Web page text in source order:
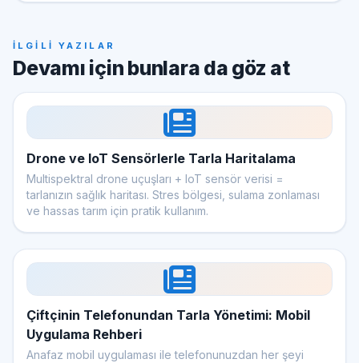
İLGİLİ YAZILAR
Devamı için bunlara da göz at
Drone ve IoT Sensörlerle Tarla Haritalama
Multispektral drone uçuşları + IoT sensör verisi =
tarlanızın sağlık haritası. Stres bölgesi, sulama zonlaması
ve hassas tarım için pratik kullanım.
Çiftçinin Telefonundan Tarla Yönetimi: Mobil
Uygulama Rehberi
Anafaz mobil uygulaması ile telefonunuzdan her şeyi